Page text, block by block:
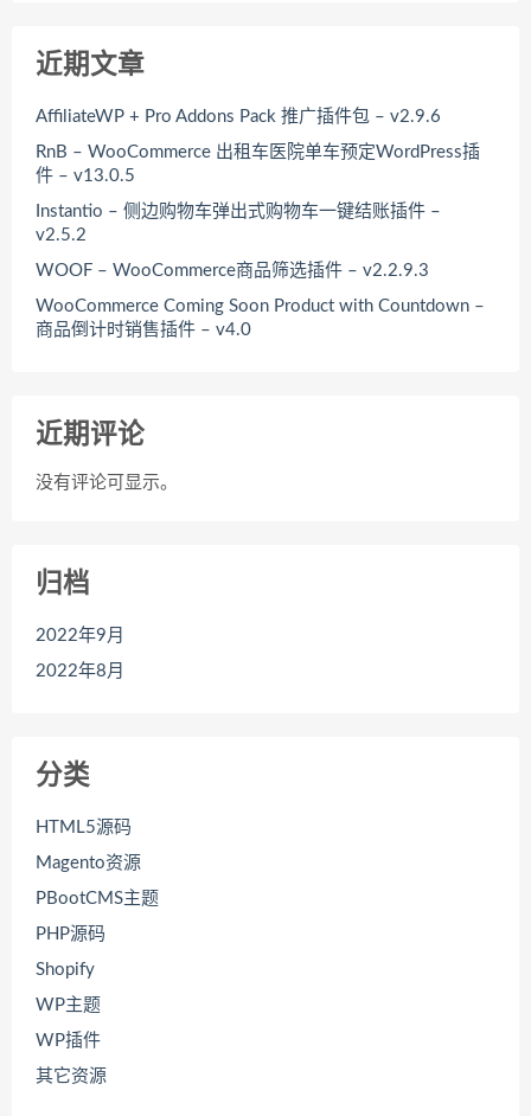
近期文章
AffiliateWP + Pro Addons Pack 推广插件包 – v2.9.6
RnB – WooCommerce 出租车医院单车预定WordPress插
件 – v13.0.5
Instantio – 侧边购物车弹出式购物车一键结账插件 –
v2.5.2
WOOF – WooCommerce商品筛选插件 – v2.2.9.3
WooCommerce Coming Soon Product with Countdown –
商品倒计时销售插件 – v4.0
近期评论
没有评论可显示。
归档
2022年9月
2022年8月
分类
HTML5源码
Magento资源
PBootCMS主题
PHP源码
Shopify
WP主题
WP插件
其它资源